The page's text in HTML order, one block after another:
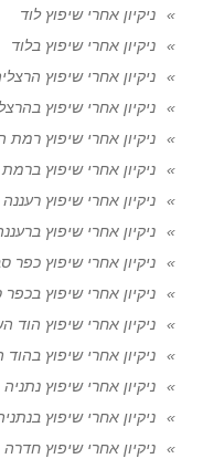
ניקיון אחרי שיפוץ לוד
ניקיון אחרי שיפוץ בלוד
ניקיון אחרי שיפוץ
ניקיון אחרי שיפוץ
ניקיון אחרי שיפוץ רמת
ניקיון אחרי שיפוץ
ניקיון אחרי שיפוץ רעננה
ניקיון אחרי שיפוץ
ניקיון אחרי שיפוץ כפר
ניקיון אחרי שיפוץ
ניקיון אחרי שיפוץ הוד
ניקיון אחרי שיפוץ בהוד
ניקיון אחרי שיפוץ נתניה
ניקיון אחרי שיפוץ
ניקיון אחרי שיפוץ חדרה